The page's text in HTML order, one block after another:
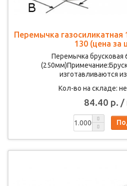
Перемычка
130 (цена за
Перемычка брусковая
изготавливаются
Кол-во на складе:
84.40 р.